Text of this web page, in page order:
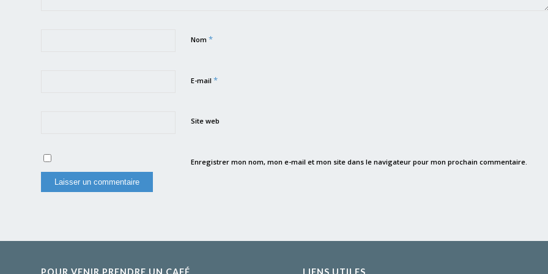
Nom *
E-mail *
Site web
Enregistrer mon nom, mon e-mail et mon site dans le navigateur pour mon prochain commentaire.